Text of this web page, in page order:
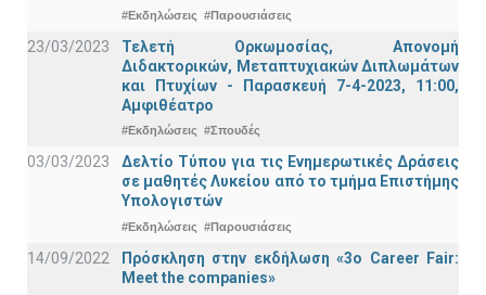
#Εκδηλώσεις #Παρουσιάσεις
23/03/2023
Τελετή Ορκωμοσίας, Απονομή
Διδακτορικών, Μεταπτυχιακών Διπλωμάτων
και Πτυχίων - Παρασκευή 7-4-2023, 11:00,
Αμφιθέατρο
#Εκδηλώσεις #Σπουδές
03/03/2023
Δελτίο Τύπου για τις Ενημερωτικές Δράσεις
σε μαθητές Λυκείου από το τμήμα Επιστήμης
Υπολογιστών
#Εκδηλώσεις #Παρουσιάσεις
14/09/2022
Πρόσκληση στην εκδήλωση «3ο Career Fair:
Meet the companies»